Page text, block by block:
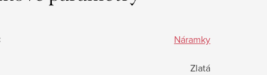
Náramky
Zlatá